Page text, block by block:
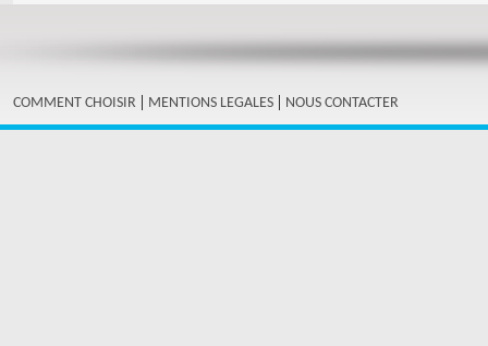
COMMENT CHOISIR | MENTIONS LEGALES | NOUS CONTACTER